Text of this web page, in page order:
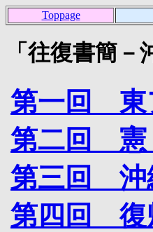
Toppage
「往復書簡
第一回
第二回
第三回 沖
第四回 復